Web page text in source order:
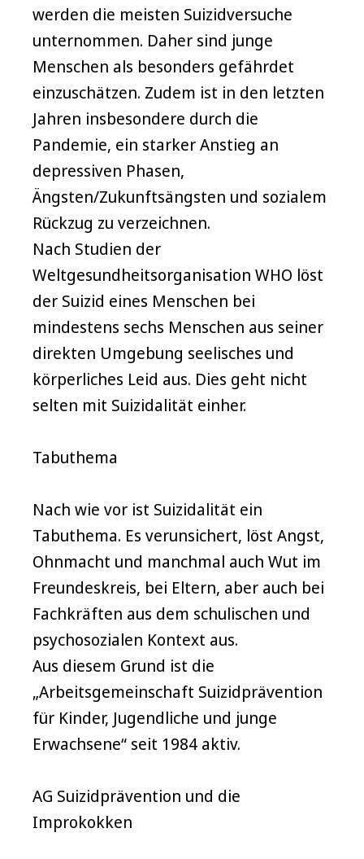
werden die meisten Suizidversuche
unternommen. Daher sind junge
Menschen als besonders gefährdet
einzuschätzen. Zudem ist in den letzten
Jahren insbesondere durch die
Pandemie, ein starker Anstieg an
depressiven Phasen,
Ängsten/Zukunftsängsten und sozialem
Rückzug zu verzeichnen.
Nach Studien der
Weltgesundheitsorganisation WHO löst
der Suizid eines Menschen bei
mindestens sechs Menschen aus seiner
direkten Umgebung seelisches und
körperliches Leid aus. Dies geht nicht
selten mit Suizidalität einher.
Tabuthema
Nach wie vor ist Suizidalität ein
Tabuthema. Es verunsichert, löst Angst,
Ohnmacht und manchmal auch Wut im
Freundeskreis, bei Eltern, aber auch bei
Fachkräften aus dem schulischen und
psychosozialen Kontext aus.
Aus diesem Grund ist die
„Arbeitsgemeinschaft Suizidprävention
für Kinder, Jugendliche und junge
Erwachsene“ seit 1984 aktiv.
AG Suizidprävention und die
Improkokken